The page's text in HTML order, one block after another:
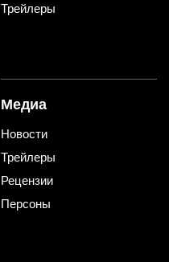
Трейлеры
Медиа
Новости
Трейлеры
Рецензии
Персоны